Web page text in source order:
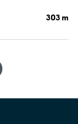
303 m